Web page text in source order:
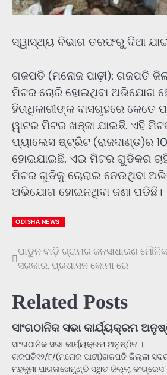
ସ୍ୱାସ୍ଥ୍ୟ ବିଭାଗ ତରଫରୁ ଦିଆ
ଗଜପତି (ମନୋଜ ପାଢ଼ୀ): ଗଜପତି
ମିଟର ଚୋରି ହୋଇଥିବା ଅଭିଯୋଗ
ହିତାଧିକାରୀଙ୍କ ବାସଗୃହରେ
ୱାଟର ମିଟର ଖଞ୍ଜା ଯାଇଛି. ଏହି
ପ୍ୟାଲେସ ଷ୍ଟ୍ରିଟ (ରାଜଦାଣ୍ଡ)ର
ହୋଇଯାଇଛି. ଏଇ ମିଟର ଗୁଡିକର
ମିଟର ଗୁଡିକୁ ଚୋରାଇ ନେଉଥିବା
ଅଭିଯୋଗ ହୋଇନଥିବା ଜଣା ପଡିଛି।
ODISHA NEWS
Post
navigation
ପାଡୁନ ବାଡ଼ି ଗ୍ରାମର ଜନସାଧାରଣ
ସରକାର, ପ୍ରଶାସନ କୋମା ରେ
Related Posts
ସାଂଗଠାନିକ ସଭା କାର୍ଯ୍ୟକ୍ରମ
ସାଂଗଠାନିକ ସଭା କାର୍ଯ୍ୟକ୍ରମ ଅନୁଷ୍ଠିତ ।
ଗଜପତି୧୨/୮/(ମନୋଜ ପାଢୀ)ଗଜପତି ଜିଲ୍ଲା
ମହକୁମା ପାରଳାଖେମୁଣ୍ଡି ସ୍ଥିତ ଜିଲ୍ଲା କଂଗ୍ରେସ